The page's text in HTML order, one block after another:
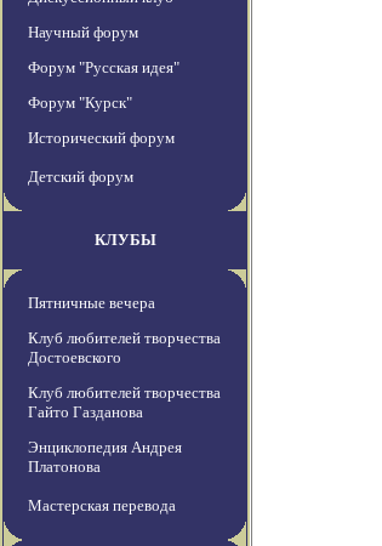
Научный форум
Форум "Русская идея"
Форум "Курск"
Исторический форум
Детский форум
КЛУБЫ
Пятничные вечера
Клуб любителей творчества
Достоевского
Клуб любителей творчества
Гайто Газданова
Энциклопедия Андрея
Платонова
Мастерская перевода